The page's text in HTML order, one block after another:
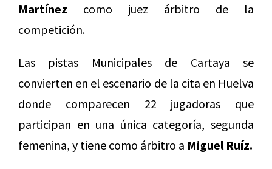
Martínez como juez árbitro de la
competición.
Las pistas Municipales de Cartaya se
convierten en el escenario de la cita en Huelva
donde comparecen 22 jugadoras que
participan en una única categoría, segunda
femenina, y tiene como árbitro a Miguel Ruíz.